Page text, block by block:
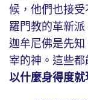
候，他們也接
羅門教的革新
迦牟尼佛是先
宰的神。這些都
以什麼身得度就